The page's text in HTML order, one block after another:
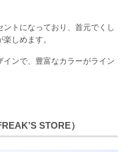
トになっており、首元でくし
しめます。
ンで、豊富なカラーがライン
STORE）